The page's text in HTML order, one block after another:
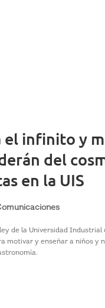
el infinito y
del
en la UIS
de la Universidad
motivar y enseñar a niños y